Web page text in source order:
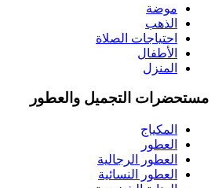
موضة
الذهب
احتياجات الصلاة
الأطفال
المنزل
مستحضرات التجميل والعطور
المكياج
العطور
العطور الرجالية
العطور النسائية